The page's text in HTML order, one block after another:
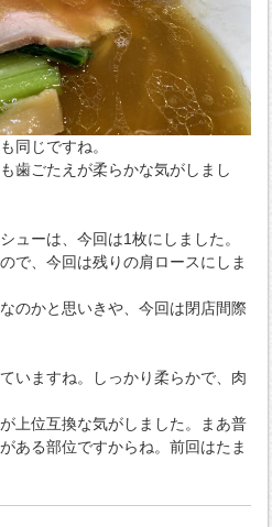
同じですね。
歯ごたえが柔らかな気がしまし
ューは、今回は1枚にしました。
で、今回は残りの肩ロースにしま
のかと思いきや、今回は閉店間際
いますね。しっかり柔らかで、肉
上位互換な気がしました。まあ普
ある部位ですからね。前回はたま